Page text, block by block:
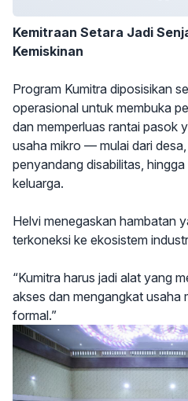
Kemitraan Setara Jadi
Kemiskinan
Program Kumitra diposisikan
operasional untuk membuka
dan memperluas rantai pasok
usaha mikro — mulai dari
penyandang disabilitas,
keluarga.
Helvi menegaskan hambatan
terkoneksi ke ekosistem
“Kumitra harus jadi alat yang
akses dan mengangkat usaha
formal.”